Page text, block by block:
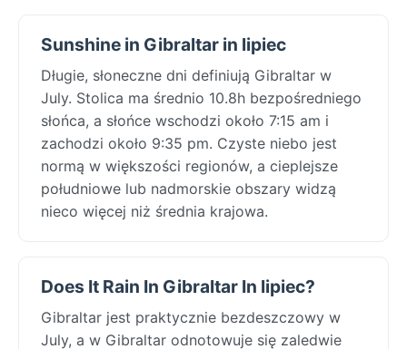
Sunshine in Gibraltar in lipiec
Długie, słoneczne dni definiują Gibraltar w
July. Stolica ma średnio 10.8h bezpośredniego
słońca, a słońce wschodzi około 7:15 am i
zachodzi około 9:35 pm. Czyste niebo jest
normą w większości regionów, a cieplejsze
południowe lub nadmorskie obszary widzą
nieco więcej niż średnia krajowa.
Does It Rain In Gibraltar In lipiec?
Gibraltar jest praktycznie bezdeszczowy w
July, a w Gibraltar odnotowuje się zaledwie